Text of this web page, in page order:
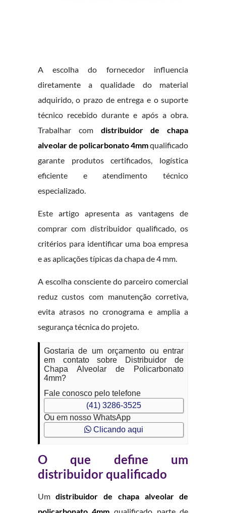
A escolha do fornecedor influencia
diretamente a qualidade do material
adquirido, o prazo de entrega e o suporte
técnico recebido durante e após a obra.
Trabalhar com distribuidor de chapa
alveolar de policarbonato 4mmqualificado
garante produtos certificados, logística
eficiente e atendimento técnico
especializado.
Este artigo apresenta as vantagens de
comprar com distribuidor qualificado, os
critérios para identificar uma boa empresa
e as aplicações típicas da chapa de 4 mm.
A escolha consciente do parceiro comercial
reduz custos com manutenção corretiva,
evita atrasos no cronograma e amplia a
segurança técnica do projeto.
Gostaria de um orçamento ou entrar
em contato sobre Distribuidor de
Chapa Alveolar de Policarbonato
4mm?
Fale conosco pelo telefone
(41) 3286-3525
Ou em nosso WhatsApp
Clicando aqui
O que define um
distribuidor qualificado
Umdistribuidor de chapa alveolar de